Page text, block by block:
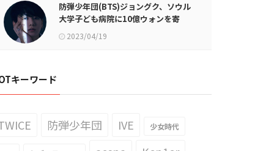
防弾少年団(BTS)ジョングク、ソウル
大学子ども病院に10億ウォンを寄
付…低所得層の子供たちの治療のため
に
2023/04/19
キーワード
防弾少年団 IVE 少女時代